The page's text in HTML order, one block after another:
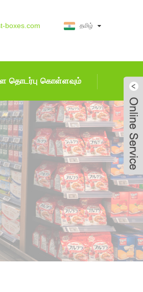
தமிழ்
boxes.com
தொடர்பு கொள்ளவும்